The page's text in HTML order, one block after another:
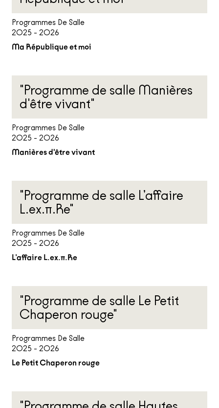
Programmes De Salle
2025 - 2026
Ma République et moi
"Programme de salle Manières
d'être vivant"
Programmes De Salle
2025 - 2026
Manières d'être vivant
"Programme de salle L’affaire
L.ex.π.Re"
Programmes De Salle
2025 - 2026
L’affaire L.ex.π.Re
"Programme de salle Le Petit
Chaperon rouge"
Programmes De Salle
2025 - 2026
Le Petit Chaperon rouge